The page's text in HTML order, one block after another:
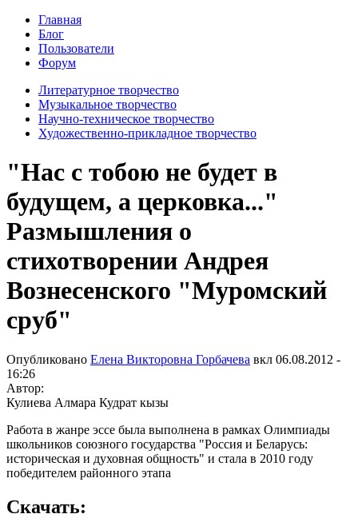
Главная
Блог
Пользователи
Форум
Литературное творчество
Музыкальное творчество
Научно-техническое творчество
Художественно-прикладное творчество
"Нас с тобою не будет в
будущем, а церковка..."
Размышления о
стихотворении Андрея
Вознесенского "Муромский
сруб"
Опубликовано Елена Викторовна Горбачева вкл 06.08.2012 -
16:26
Автор:
Кулиева Алмара Кудрат кызы
Работа в жанре эссе была выполнена в рамках Олимпиады
школьников союзного государства "Россия и Беларусь:
историческая и духовная общность" и стала в 2010 году
победителем районного этапа
Скачать: